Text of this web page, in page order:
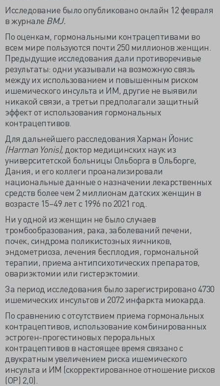
Исследование было опубликовано онлайн 12 февраля
в журнале BMJ.
По оценкам, гормональными контрацептивами во
всем мире пользуются почти 250 миллионов женщин.
Предыдущие исследования дали противоречивые
результаты: одни указывали на возможную связь
между их использованием и повышенным риском
ишемического инсульта и ИМ, другие не выявили
никакой связи, а третьи предполагали защитный
эффект от использования гормональных
контрацептивов.
Для дальнейшего расследования Харман Йонис
(Harman Yonis), доктор медицинских наук из
университетской больницы Ольборга в Ольборге,
Дания, и его коллеги проанализировали
национальные данные о назначении лекарственных
средств более чем 2 миллионам датских женщин в
возрасте 15–49 лет с 1996 по 2021 год.
Ни у одной из женщин не было случаев
тромбообразования, рака, заболеваний печени,
почек, синдрома поликистозных яичников,
эндометриоза, лечения бесплодия, гормональной
терапии, приема антипсихотических препаратов,
овариэктомии или гистерэктомии.
За период исследования было зарегистрировано 4730
ишемических инсультов и 2072 инфаркта миокарда.
По сравнению с отсутствием приема гормональных
контрацептивов, использование комбинированных
эстроген-прогестиновых пероральных
контрацептивов в настоящее время связано с
двукратным увеличением риска ишемического
инсульта и ИМ (скорректированное отношение рисков
(ОР) 2,0).